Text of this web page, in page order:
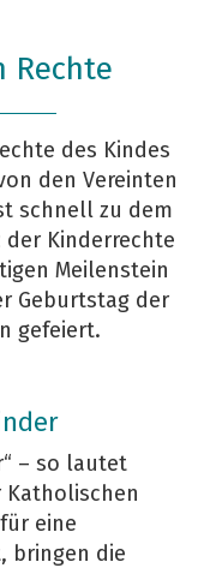
Rechte
des Kindes
den Vereinten
schnell zu dem
Kinderrechte
Meilenstein
Geburtstag der
gefeiert.
– so lautet
eine
bringen die